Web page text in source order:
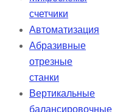
счетчики
Автоматизация
Абразивные
отрезные
станки
Вертикальные
балансировочные